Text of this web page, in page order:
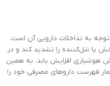
توجه به تداخلات دارویی آن است.
یا شل‌کننده را تشدید کند و در
هوشیاری افزایش یابد. به همین
فهرست داروهای مصرفی خود را